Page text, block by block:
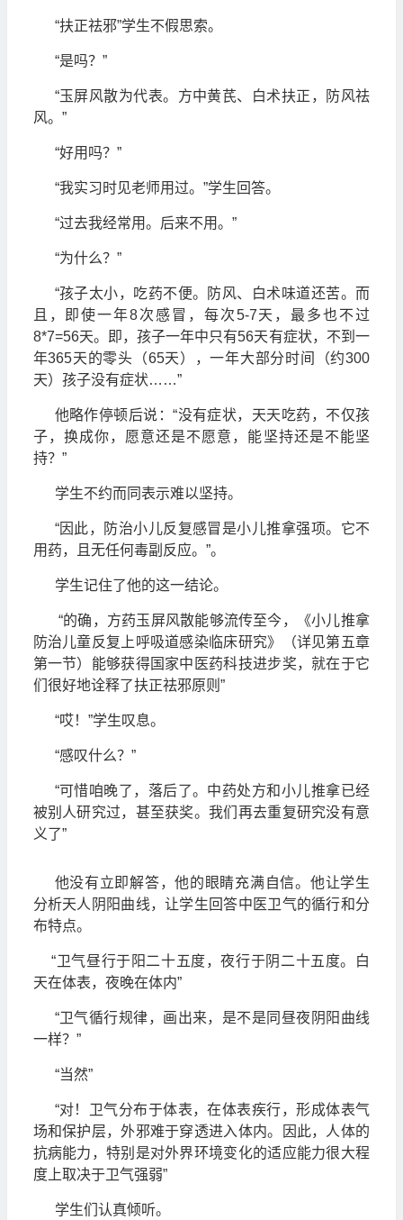
“扶正祛邪”学生不假思索。
“是吗？”
“玉屏风散为代表。方中黄芪、白术扶正，防风祛
风。”
“好用吗？”
“我实习时见老师用过。”学生回答。
“过去我经常用。后来不用。”
“为什么？”
“孩子太小，吃药不便。防风、白术味道还苦。而
且，即使一年8次感冒，每次5-7天，最多也不过
8*7=56天。即，孩子一年中只有56天有症状，不到一
年365天的零头（65天），一年大部分时间（约300
天）孩子没有症状……”
他略作停顿后说：“没有症状，天天吃药，不仅孩
子，换成你，愿意还是不愿意，能坚持还是不能坚
持？”
学生不约而同表示难以坚持。
“因此，防治小儿反复感冒是小儿推拿强项。它不
用药，且无任何毒副反应。”。
学生记住了他的这一结论。
“的确，方药玉屏风散能够流传至今，《小儿推拿
防治儿童反复上呼吸道感染临床研究》（详见第五章
第一节）能够获得国家中医药科技进步奖，就在于它
们很好地诠释了扶正祛邪原则”
“哎！”学生叹息。
“感叹什么？”
“可惜咱晚了，落后了。中药处方和小儿推拿已经
被别人研究过，甚至获奖。我们再去重复研究没有意
义了”
他没有立即解答，他的眼睛充满自信。他让学生
分析天人阴阳曲线，让学生回答中医卫气的循行和分
布特点。
“卫气昼行于阳二十五度，夜行于阴二十五度。白
天在体表，夜晚在体内”
“卫气循行规律，画出来，是不是同昼夜阴阳曲线
一样？”
“当然”
“对！卫气分布于体表，在体表疾行，形成体表气
场和保护层，外邪难于穿透进入体内。因此，人体的
抗病能力，特别是对外界环境变化的适应能力很大程
度上取决于卫气强弱”
学生们认真倾听。